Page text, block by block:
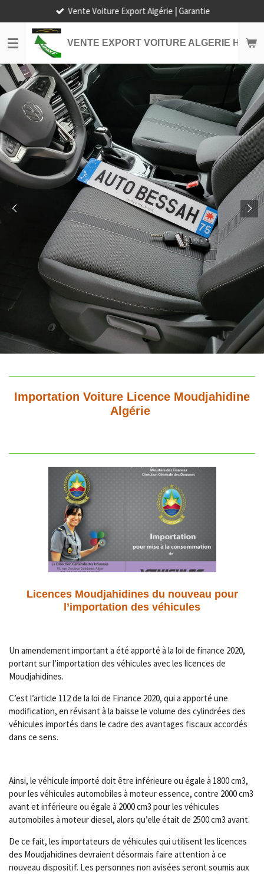
au
contenu
principal
VENTE EXPORT VOITURE ALGERIE HORS
Vente Voiture Export Algérie | Garantie
Importation Voiture Licence Moudjahidine
Algérie
Licences Moudjahidines du nouveau pour
l’importation des véhicules
Un amendement important a été apporté à la loi de finance 2020,
portant sur l’importation des véhicules avec les licences de
Moudjahidines.
C’est l’article 112 de la loi de Finance 2020, qui a apporté une
modification, en révisant à la baisse le volume des cylindrées des
véhicules importés dans le cadre des avantages fiscaux accordés
dans ce sens.
Ainsi, le véhicule importé doit être inférieure ou égale à 1800 cm3,
pour les véhicules automobiles à moteur essence, contre 2000 cm3
avant et inférieure ou égale à 2000 cm3 pour les véhicules
automobiles à moteur diesel, alors qu’elle était de 2500 cm3 avant.
De ce fait, les importateurs de véhicules qui utilisent les licences
des Moudjahidines devraient désormais faire attention à ce
nouveau dispositif. Les personnes non avisées seront soumis aux